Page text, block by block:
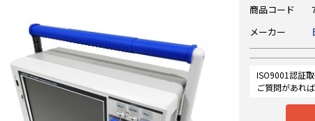
商品コード
メーカー
ISO9001認証
ご質問があれ